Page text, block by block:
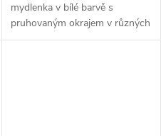
mydlenka v bílé barvě s
pruhovaným okrajem v různých
odstínech.